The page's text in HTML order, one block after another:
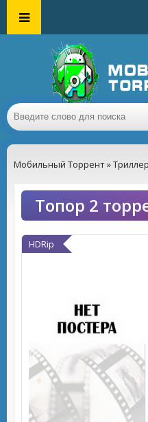
Мобильный Торрент»Триллер
Топор 2
HDRip